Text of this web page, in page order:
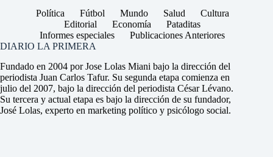
Política Fútbol Mundo Salud
Cultura
Editorial
Economía
Pataditas
Informes especiales
Publicaciones Anteriores
DIARIO LA PRIMERA
Fundado en 2004 por Jose Lolas Miani bajo la dirección del
periodista Juan Carlos Tafur. Su segunda etapa comienza en
julio del 2007, bajo la dirección del periodista César Lévano.
Su tercera y actual etapa es bajo la dirección de su fundador,
José Lolas, experto en marketing político y psicólogo social.